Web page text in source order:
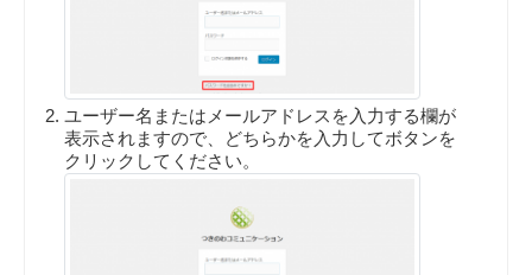
ユーザー名またはメールアドレスを入力する欄が
表示されますので、どちらかを入力してボタンを
クリックしてください。